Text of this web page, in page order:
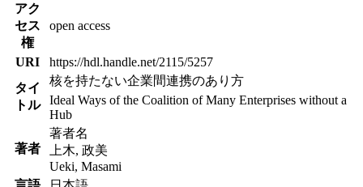
アク
セス
権
open access
URI
https://hdl.handle.net/2115/5257
タイ
トル
核を持たない企業間連携のあり方
Ideal Ways of the Coalition of Many Enterprises without a
Hub
著者
著者名
上木, 政美
Ueki, Masami